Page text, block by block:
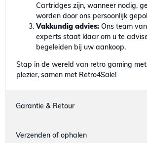
Cartridges zijn, wanneer nodig,
worden door ons persoonlijk
Vakkundig advies:Ons team
experts staat klaar om u te
begeleiden bij uw aankoop.
Stap in de wereld van retro gaming
plezier, samen met Retro4Sale!
Garantie & Retour
Verzenden of ophalen